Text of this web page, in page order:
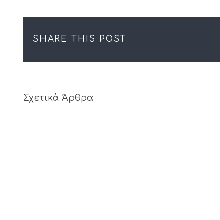
SHARE THIS POST
Σχετικά Άρθρα